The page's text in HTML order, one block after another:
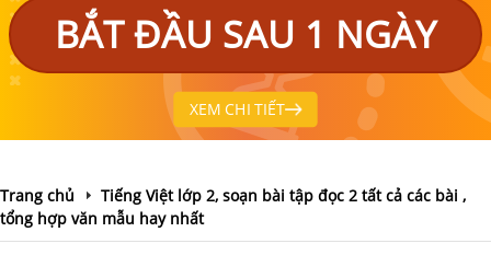
BẮT ĐẦU SAU 1 NGÀY
XEM CHI TIẾT
Trang chủ
Tiếng Việt lớp 2, soạn bài tập đọc 2 tất cả các bài ,
tổng hợp văn mẫu hay nhất